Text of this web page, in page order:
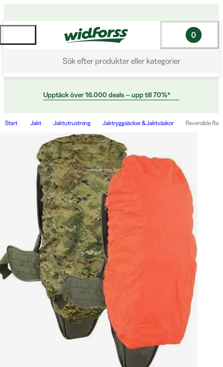
Sök efter produkter eller kategorier
0
Upptäck över 16.000 deals – upp till 70%*
Start Jakt Jaktutrustning Jaktryggsäckar & Jaktväskor Reversible